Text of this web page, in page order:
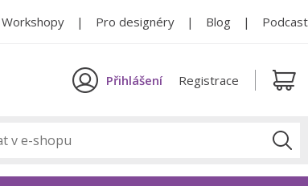
Workshopy Pro designéry Blog Podcast
Přihlášení Registrace